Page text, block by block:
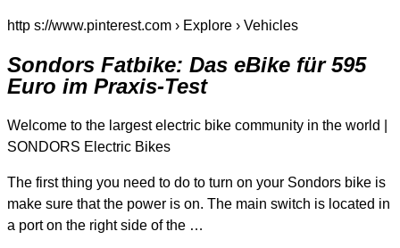
http s://www.pinterest.com › Explore › Vehicles
Sondors Fatbike: Das eBike für 595
Euro im Praxis-Test
Welcome to the largest electric bike community in the world |
SONDORS Electric Bikes
The first thing you need to do to turn on your Sondors bike is
make sure that the power is on. The main switch is located in
a port on the right side of the …